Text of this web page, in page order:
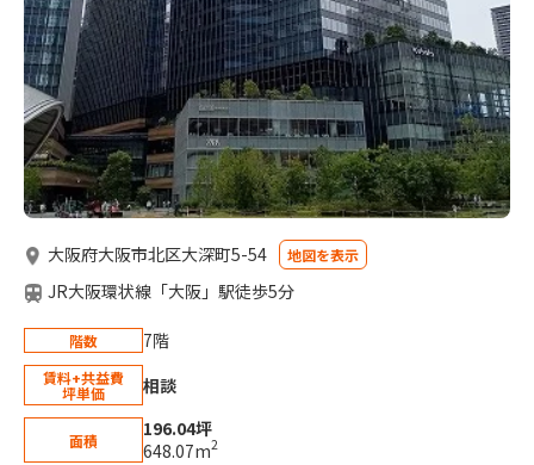
大阪府大阪市北区大深町5-54 地図を表示
JR大阪環状線「大阪」駅徒歩5分
階数 7階
賃料+共益費
坪単価 相談
面積
196.04坪
648.07m2